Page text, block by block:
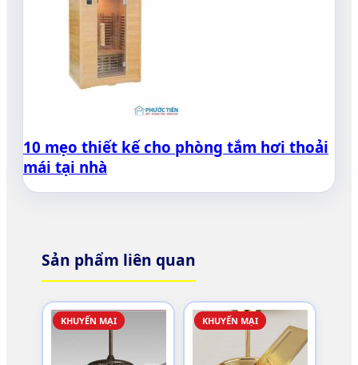
10 mẹo thiết kế cho phòng tắm hơi thoải
mái tại nhà
Sản phẩm liên quan
KHUYẾN MẠI KHUYẾN MẠI